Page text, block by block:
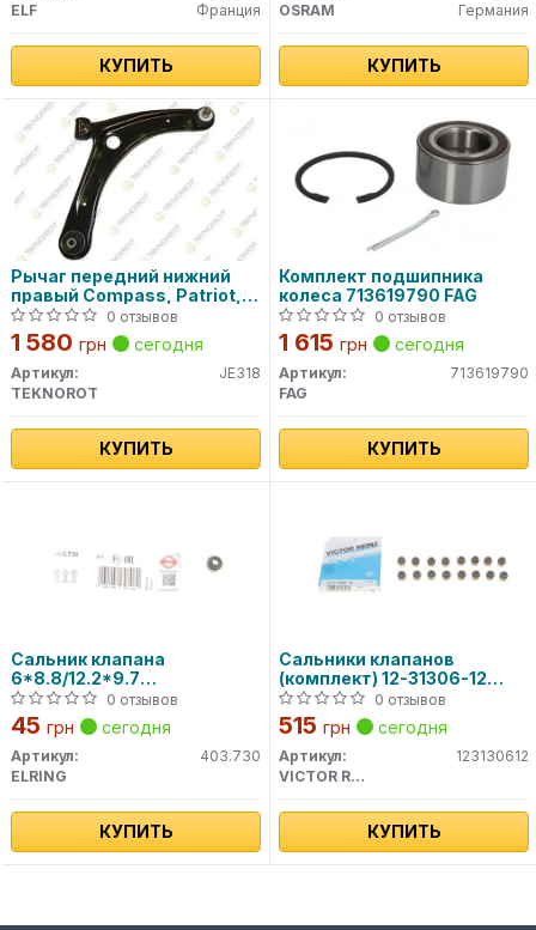
ELF
Франция
КУПИТЬ
OSRAM
Германия
КУПИТЬ
Рычаг передний нижний
правый Compass, Patriot,
Caliber 06-0 отзывов
1 580 грн сегодня
Артикул:
JE318
TEKNOROT
КУПИТЬ
Комплект подшипника
колеса 713619790 FAG
0 отзывов
1 615 грн сегодня
Артикул:
713619790
FAG
КУПИТЬ
Сальник клапана
6*8.8/12.2*9.7
VW,AUDI,BMW,DB,OPEL
403.730 ELRING
0 отзывов
45 грн сегодня
Артикул:
403.730
ELRING
КУПИТЬ
Сальники клапанов
(комплект) 12-31306-12
VICTOR REINZ0 отзывов
515 грн сегодня
Артикул:
123130612
VICTOR REINZ
КУПИТЬ